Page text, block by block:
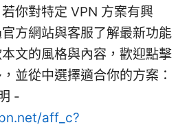
你對特定 VPN 方案有興
方網站與客服了解最新功能
文的風格與內容，歡迎點擊
並從中選擇適合你的方案：
-
aff_c?